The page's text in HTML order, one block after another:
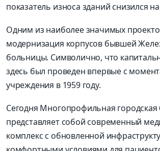
показатель износа зданий снизился
Одним из наиболее значимых
модернизация корпусов бывшей
больницы. Символично, что
здесь был проведен впервые с
учреждения в 1959 году.
Сегодня Многопрофильная
представляет собой современный
комплекс с обновленной